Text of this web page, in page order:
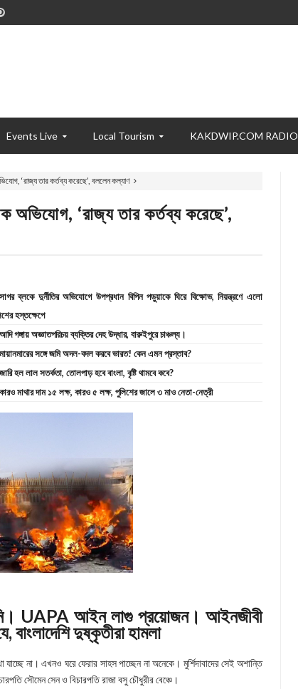
Events Live Local Tourism KAKDWIP.COM RADIO
‘রাজ্য তার কর্তব্য করেছে’, বললেন কল্যাণ
অভিযোগ, ‘রাজ্য তার কর্তব্য করেছে’,
সাগর ব্লকে দুর্নীতির অভিযোগে উপপ্রধান বিপিন পড়ুয়াকে ঘিরে বিক্ষোভ, নিয়ন্ত্রণে এলো
হস্তক্ষেপে
আদি গঙ্গায় অজ্ঞাতপরিচয় ব্যক্তির দেহ উদ্ধার, বারুইপুরে চাঞ্চল্য।
মায়ানমারের সঙ্গে জমি অদল-বদল করবে ভারত! কেন এমন প্রস্তাব?
জারি হল লাল সতর্কতা, তোলপাড় হবে বাংলা, বৃষ্টি থামবে কবে?
কারও মাথার দাম ১৫ লক্ষ, কারও ৫ লক্ষ, পুলিশের জালে ৩ মাও নেতা-নেত্রী
UAPA আইন লাগু প্রয়োজন। আইনজীবী
দুষ্কৃতীরা হামলা
না। এখনও ঘরে ফেরার সাহস পাচ্ছেন না অনেকে। মুর্শিদাবাদের সেই অশান্তি
সৌমেন সেন ও বিচারপতি রাজা বসু চৌধুরীর বেঞ্চে।